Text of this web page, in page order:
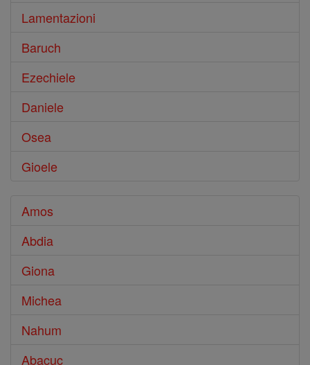
Lamentazioni
Baruch
Ezechiele
Daniele
Osea
Gioele
Amos
Abdia
Giona
Michea
Nahum
Abacuc